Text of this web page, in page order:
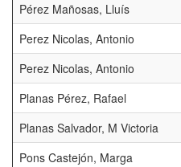
Pérez Mañosas, Lluís
Perez Nicolas, Antonio
Perez Nicolas, Antonio
Planas Pérez, Rafael
Planas Salvador, M Victoria
Pons Castejón, Marga